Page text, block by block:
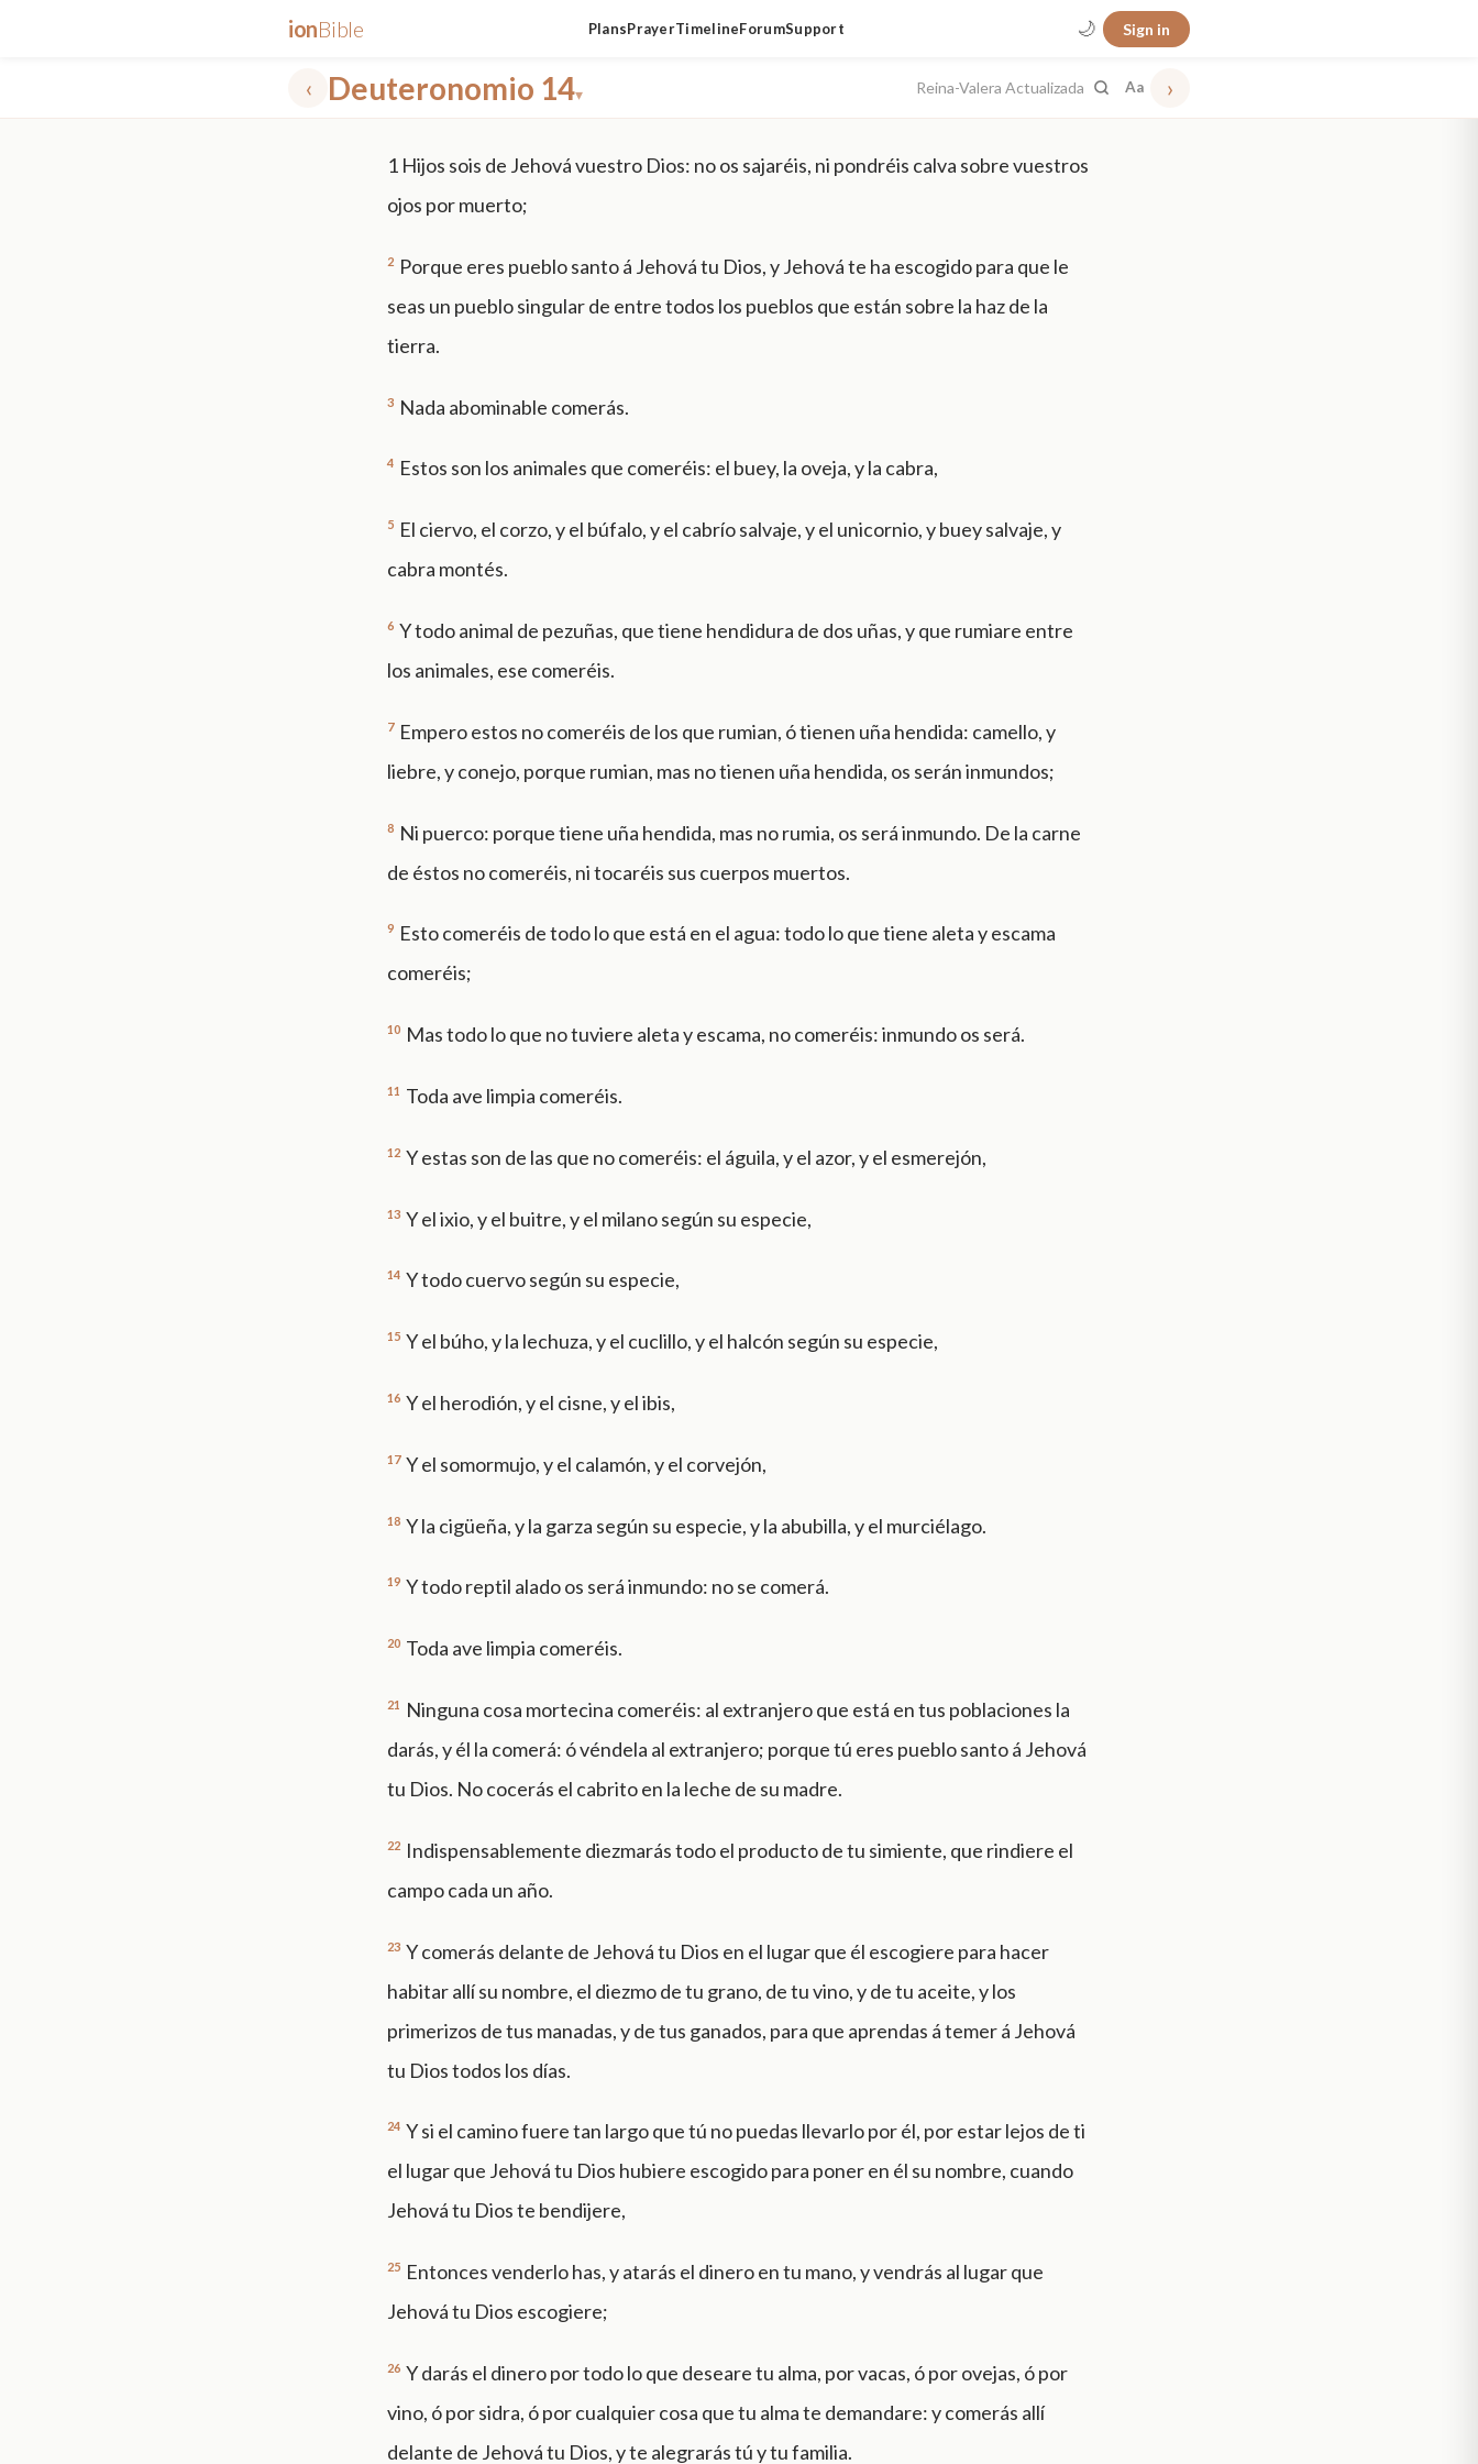
ionBible PlansPrayerTimelineForumSupport 🌙 Sign in
‹ Deuteronomio 14▾ Reina-Valera Actualizada Aa ›
1 Hijos sois de Jehová vuestro Dios: no os sajaréis, ni pondréis calva sobre vuestros
ojos por muerto;
2 Porque eres pueblo santo á Jehová tu Dios, y Jehová te ha escogido para que le
seas un pueblo singular de entre todos los pueblos que están sobre la haz de la
tierra.
3 Nada abominable comerás.
4 Estos son los animales que comeréis: el buey, la oveja, y la cabra,
5 El ciervo, el corzo, y el búfalo, y el cabrío salvaje, y el unicornio, y buey salvaje, y
cabra montés.
6 Y todo animal de pezuñas, que tiene hendidura de dos uñas, y que rumiare entre
los animales, ese comeréis.
7 Empero estos no comeréis de los que rumian, ó tienen uña hendida: camello, y
liebre, y conejo, porque rumian, mas no tienen uña hendida, os serán inmundos;
8 Ni puerco: porque tiene uña hendida, mas no rumia, os será inmundo. De la carne
de éstos no comeréis, ni tocaréis sus cuerpos muertos.
9 Esto comeréis de todo lo que está en el agua: todo lo que tiene aleta y escama
comeréis;
10 Mas todo lo que no tuviere aleta y escama, no comeréis: inmundo os será.
11 Toda ave limpia comeréis.
12 Y estas son de las que no comeréis: el águila, y el azor, y el esmerejón,
13 Y el ixio, y el buitre, y el milano según su especie,
14 Y todo cuervo según su especie,
15 Y el búho, y la lechuza, y el cuclillo, y el halcón según su especie,
16 Y el herodión, y el cisne, y el ibis,
17 Y el somormujo, y el calamón, y el corvejón,
18 Y la cigüeña, y la garza según su especie, y la abubilla, y el murciélago.
19 Y todo reptil alado os será inmundo: no se comerá.
20 Toda ave limpia comeréis.
21
Ninguna cosa mortecina comeréis: al extranjero que está en tus poblaciones la
darás, y él la comerá: ó véndela al extranjero; porque tú eres pueblo santo á Jehová
tu Dios. No cocerás el cabrito en la leche de su madre.
22 Indispensablemente diezmarás todo el producto de tu simiente, que rindiere el
campo cada un año.
23 Y comerás delante de Jehová tu Dios en el lugar que él escogiere para hacer
habitar allí su nombre, el diezmo de tu grano, de tu vino, y de tu aceite, y los
primerizos de tus manadas, y de tus ganados, para que aprendas á temer á Jehová
tu Dios todos los días.
24 Y si el camino fuere tan largo que tú no puedas llevarlo por él, por estar lejos de ti
el lugar que Jehová tu Dios hubiere escogido para poner en él su nombre, cuando
Jehová tu Dios te bendijere,
25 Entonces venderlo has, y atarás el dinero en tu mano, y vendrás al lugar que
Jehová tu Dios escogiere;
26 Y darás el dinero por todo lo que deseare tu alma, por vacas, ó por ovejas, ó por
vino, ó por sidra, ó por cualquier cosa que tu alma te demandare: y comerás allí
delante de Jehová tu Dios, y te alegrarás tú y tu familia.